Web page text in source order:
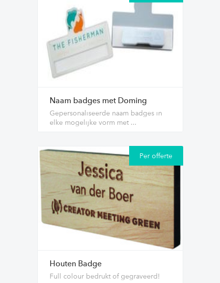
Naam badges met Doming
Gepersonaliseerde naam badges in
elke mogelijke vorm met ...
Per offerte
Houten Badge
Full colour bedrukt of gegraveerd!